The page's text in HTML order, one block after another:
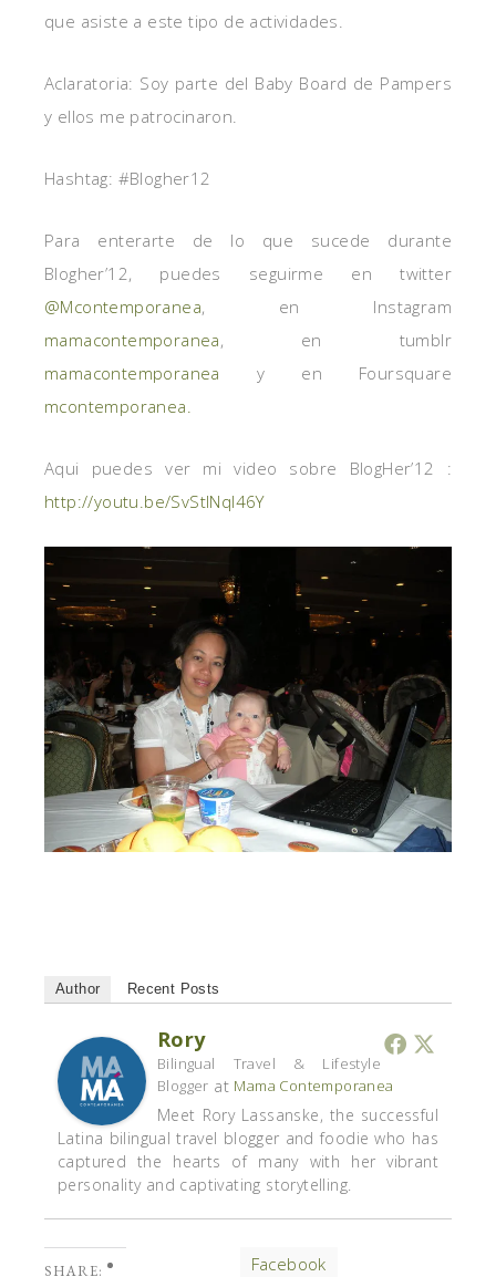
que asiste a este tipo de actividades.
Aclaratoria: Soy parte del Baby Board de Pampers
y ellos me patrocinaron.
Hashtag: #Blogher12
Para enterarte de lo que sucede durante
Blogher’12, puedes seguirme en twitter
@Mcontemporanea, en Instagram
mamacontemporanea, en tumblr
mamacontemporanea y en Foursquare
mcontemporanea.
Aqui puedes ver mi video sobre BlogHer’12 :
http://youtu.be/SvStlNql46Y
Author Recent Posts
Rory
Bilingual Travel & Lifestyle
Blogger at Mama Contemporanea
Meet Rory Lassanske, the successful
Latina bilingual travel blogger and foodie who has
captured the hearts of many with her vibrant
personality and captivating storytelling.
SHARE: Facebook